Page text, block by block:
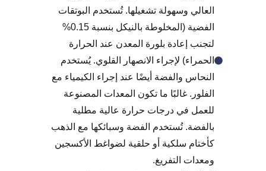
العالي وسهولة تشغيلها. تُستخدم البوتقات
الفضية (المخلوطة بالنيكل بنسبة 0.15%
لتجنب إعادة بلورة المعدن عند الحرارة
الحمراء) لإجراء الانصهار القلوي. يُستخدم
النحاس والفضة أيضًا عند إجراء الكيمياء مع
الفلور. غالبًا ما تكون المعدات المصنوعة
للعمل في درجات حرارة عالية مطلية
بالفضة. تُستخدم الفضة وسبائكها مع الذهب
كأختام سلكية أو حلقية لضواغط الأكسجين
ومعدات التفريغ.